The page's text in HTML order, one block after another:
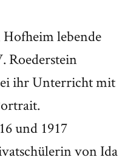
Hofheim lebende
Roederstein
ihr Unterricht mit
und 1917
von Ida